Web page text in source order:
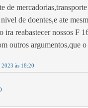
de
de doentes,e ate
ira reabastecer nossos F
outros argumentos,que
às 18:20